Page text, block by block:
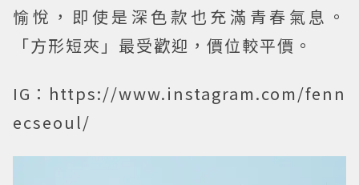
愉悅，即使是深色款也充滿青春氣息。
「方形短夾」最受歡迎，價位較平價。
IG：https://www.instagram.com/fenn
ecseoul/